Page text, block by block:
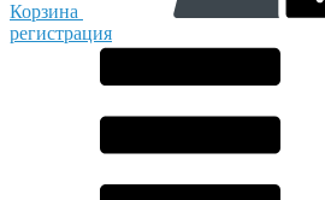
Корзина
регистрация